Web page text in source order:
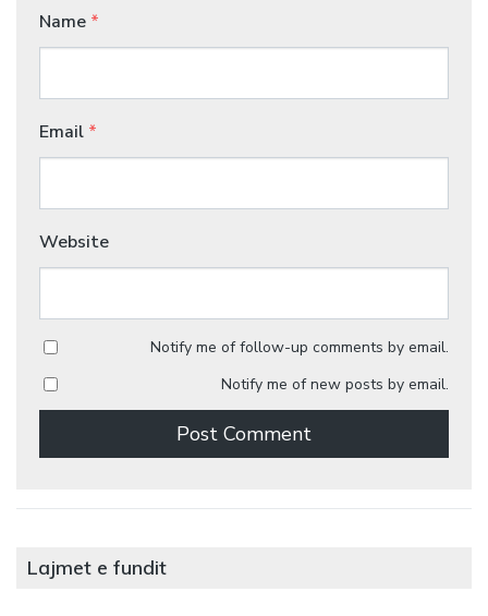
Name *
Email *
Website
Notify me of follow-up comments by email.
Notify me of new posts by email.
Lajmet e fundit